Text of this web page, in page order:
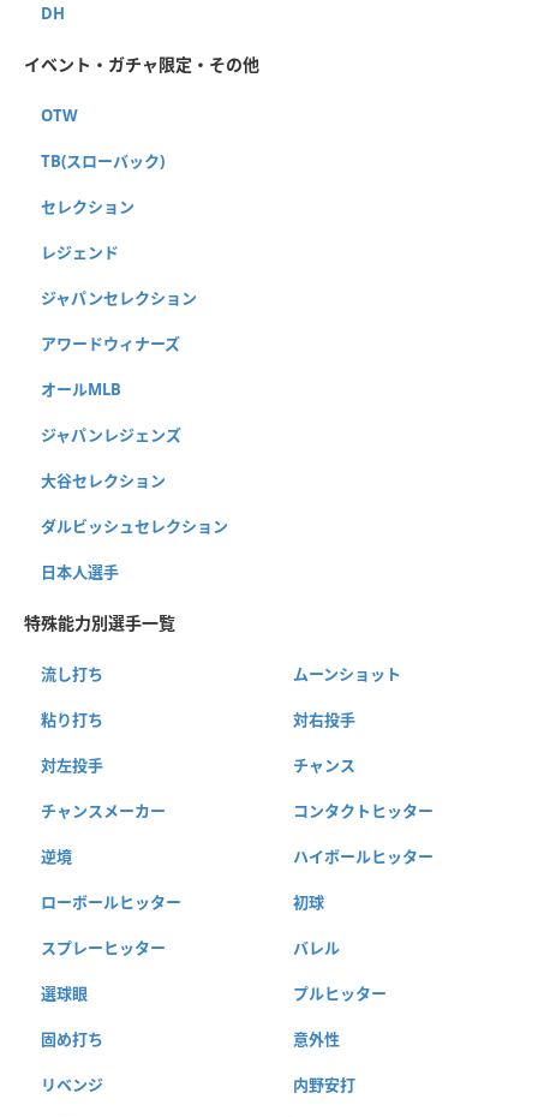
DH
イベント・ガチャ限定・その他
OTW
TB(スローバック)
セレクション
レジェンド
ジャパンセレクション
アワードウィナーズ
オールMLB
ジャパンレジェンズ
大谷セレクション
ダルビッシュセレクション
日本人選手
特殊能力別選手一覧
流し打ち ムーンショット
粘り打ち 対右投手
対左投手 チャンス
チャンスメーカー コンタクトヒッター
逆境 ハイボールヒッター
ローボールヒッター 初球
スプレーヒッター バレル
選球眼 プルヒッター
固め打ち 意外性
リベンジ 内野安打